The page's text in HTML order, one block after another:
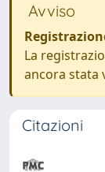
Avviso
La
ancora stata
Citazioni